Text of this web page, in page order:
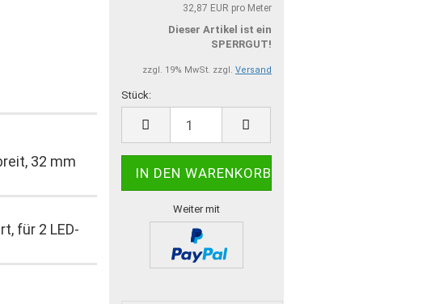
32,87 EUR pro Meter
Dieser Artikel ist ein
SPERRGUT!
zzgl. 19% MwSt. zzgl. Versand
Stück:
Stück
Weiter mit
32 mm
für 2 LED-